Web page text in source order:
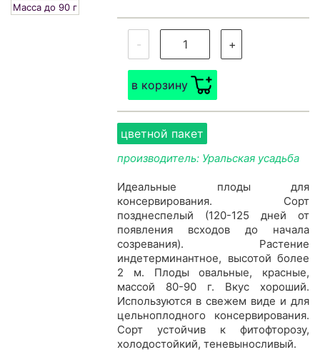
Масса до 90 г
- +
в корзину
цветной пакет
производитель: Уральская усадьба
Идеальные плоды для
консервирования. Сорт
позднеспелый (120-125 дней от
появления всходов до начала
созревания). Растение
индетерминантное, высотой более
2 м. Плоды овальные, красные,
массой 80-90 г. Вкус хороший.
Используются в свежем виде и для
цельноплодного консервирования.
Сорт устойчив к фитофторозу,
холодостойкий, теневыносливый.